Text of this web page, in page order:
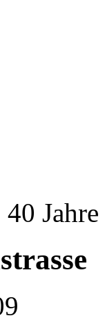
40 Jahre